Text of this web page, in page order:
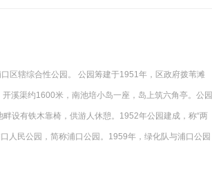
区辖综合性公园。 公园筹建于1951年，区政府拨苇滩
溪渠约1600米，南池培小岛一座，岛上筑六角亭。公园
设有铁木靠椅，供游人休憩。1952年公园建成，称“两
人民公园，简称浦口公园。1959年，绿化队与浦口公园